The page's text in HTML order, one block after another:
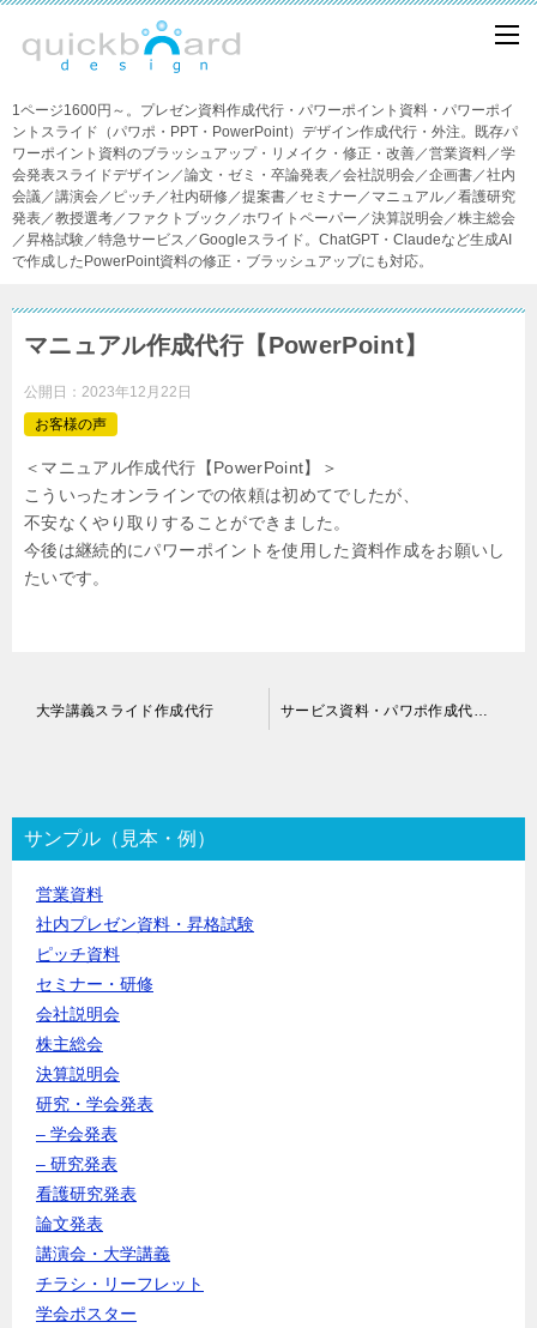
1ページ1600円～。プレゼン資料作成代行・パワーポイント資料・パワーポイ
ントスライド（パワポ・PPT・PowerPoint）デザイン作成代行・外注。既存パ
ワーポイント資料のブラッシュアップ・リメイク・修正・改善／営業資料／学
会発表スライドデザイン／論文・ゼミ・卒論発表／会社説明会／企画書／社内
会議／講演会／ピッチ／社内研修／提案書／セミナー／マニュアル／看護研究
発表／教授選考／ファクトブック／ホワイトペーパー／決算説明会／株主総会
／昇格試験／特急サービス／Googleスライド。ChatGPT・Claudeなど生成AI
で作成したPowerPoint資料の修正・ブラッシュアップにも対応。
マニュアル作成代行【PowerPoint】
公開日： 2023年12月22日
お客様の声
＜マニュアル作成代行【PowerPoint】＞
こういったオンラインでの依頼は初めてでしたが、
不安なくやり取りすることができました。
今後は継続的にパワーポイントを使用した資料作成をお願いし
たいです。
ゲ
ー
シ
大学講義スライド作成代行
サンプル（見本・例）
営業資料
社内プレゼン資料・昇格試験
ピッチ資料
セミナー・研修
会社説明会
株主総会
決算説明会
研究・学会発表
– 学会発表
– 研究発表
看護研究発表
論文発表
講演会・大学講義
チラシ・リーフレット
学会ポスター